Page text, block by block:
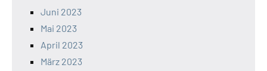
Juni 2023
Mai 2023
April 2023
März 2023